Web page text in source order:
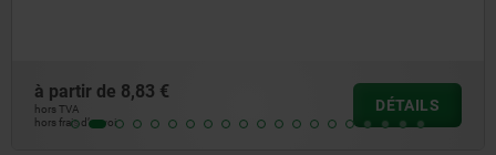
à partir de7,50 €
hors TVA
hors frais d’envoi
DÉTAILS